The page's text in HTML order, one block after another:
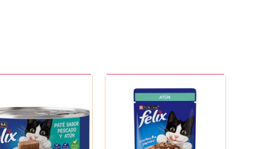
classic